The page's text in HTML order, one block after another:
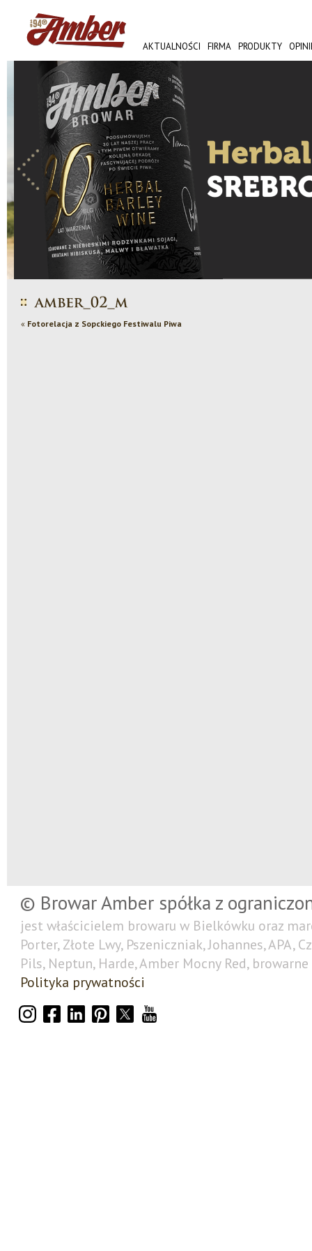
AKTUALNOŚCI FIRMA PRODUKTY
AMBER FEST
« Fotorelacja z Sopckiego Festiwalu Piwa
© Browar Amber spółka z
jest właścicielem browaru w Bielkówku oraz
Porter, Złote Lwy, Pszeniczniak, Johannes, APA,
Pils, Neptun, Harde, Amber Mocny Red,
Polityka prywatności